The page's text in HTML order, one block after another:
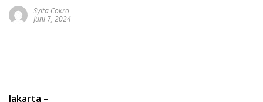
Syita Cokro
Juni 7, 2024
Jakarta –